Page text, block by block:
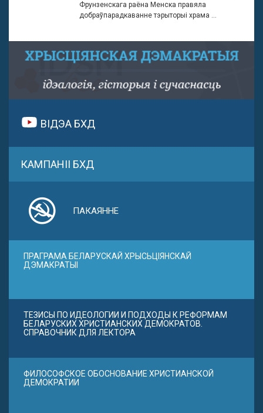
Фрунзенскага раёна Менска правяла
добраўпарадкаванне тэрыторыі храма ...
ВІДЭА БХД
КАМПАНІІ БХД
ПАКАЯННЕ
ПРАГРАМА БЕЛАРУСКАЙ ХРЫСЬЦІЯНСКАЙ
ДЭМАКРАТЫІ
ТЕЗИСЫ ПО ИДЕОЛОГИИ И ПОДХОДЫ К РЕФОРМАМ
БЕЛАРУСКИХ ХРИСТИАНСКИХ ДЕМОКРАТОВ.
СПРАВОЧНИК ДЛЯ ЛЕКТОРА
ФИЛОСОФСКОЕ ОБОСНОВАНИЕ ХРИСТИАНСКОЙ
ДЕМОКРАТИИ